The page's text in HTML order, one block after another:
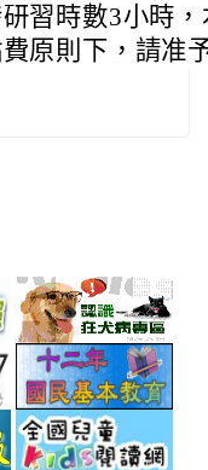
習時數3小時
原則下，請准
MAIN/index.aspx
link
to
http://
link
anti-
link
http://
link
to